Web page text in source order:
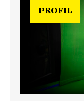
PROFIL